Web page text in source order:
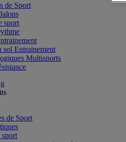
de Sport
sport
sol Entrainement
Multisports
de Sport
sport